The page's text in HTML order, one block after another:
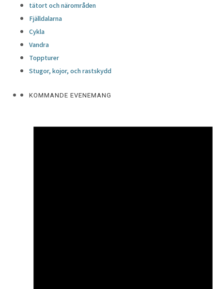
tätort och närområden
Fjälldalarna
Cykla
Vandra
Toppturer
Stugor, kojor, och rastskydd
KOMMANDE EVENEMANG